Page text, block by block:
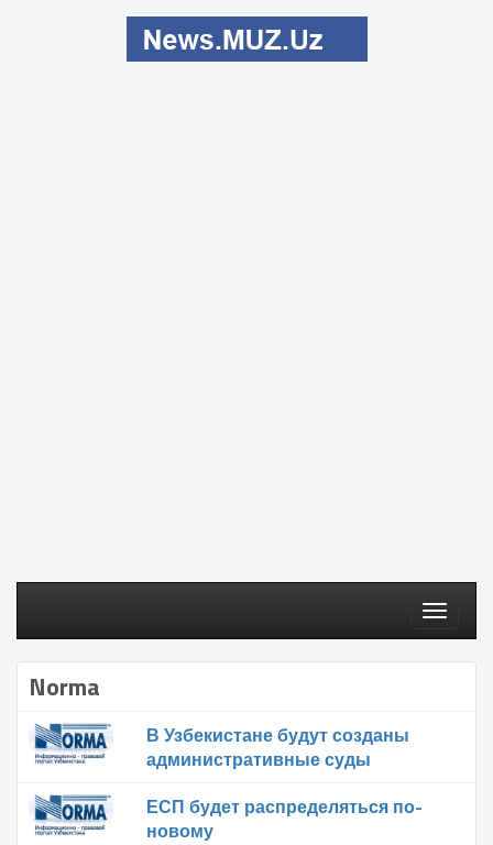
Toggle
Norma
В Узбекистане будут созданы
административные суды
ЕСП будет распределяться по-
новому